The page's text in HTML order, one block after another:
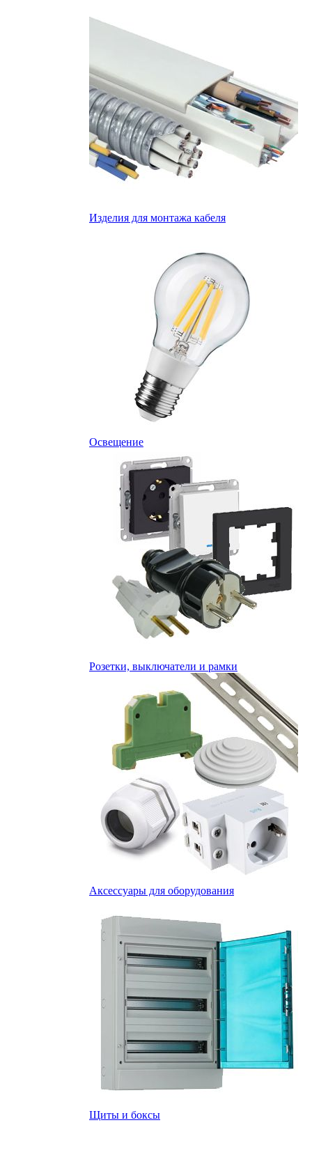
Изделия для монтажа кабеля
Освещение
Розетки, выключатели и рамки
Аксессуары для оборудования
Щиты и боксы